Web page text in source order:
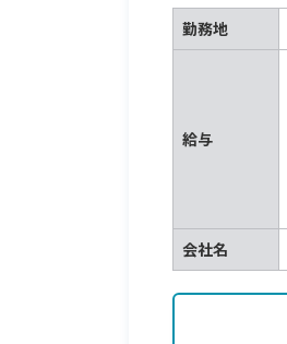
勤務地
給与
会社名